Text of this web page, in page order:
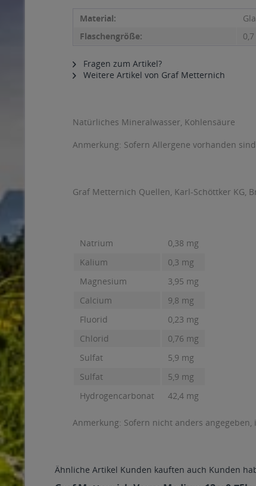
Material:
Flaschengröße:
Fragen zum Artikel?
Weitere Artikel von Graf Metternich
Natürliches Mineralwasser, Kohlensäure
Anmerkung: Sofern Allergene vorhanden
Graf Metternich Quellen, Karl-Schöttker KG,
Natrium
0,38 mg
Kalium
0,3 mg
Magnesium
3,95 mg
Calcium
9,8 mg
Fluorid
0,23 mg
Chlorid
0,76 mg
Sulfat
5,9 mg
Sulfat
5,9 mg
Hydrogencarbonat
42,4 mg
Anmerkung: Sofern nicht anders
Ähnliche Artikel Kunden kauften auch Kunden